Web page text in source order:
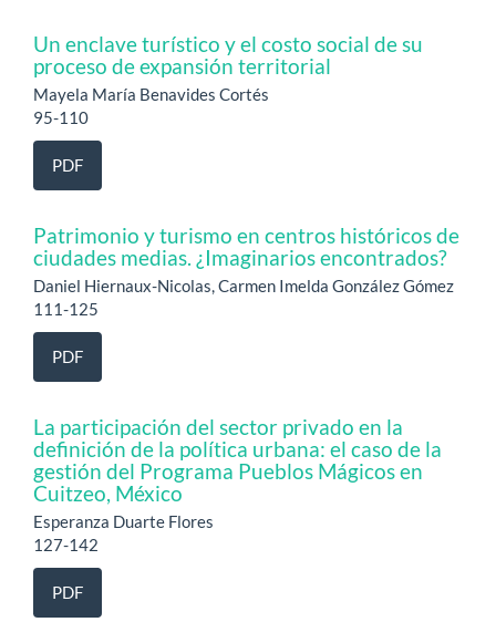
Un enclave turístico y el costo social de su
proceso de expansión territorial
Mayela María Benavides Cortés
95-110
PDF
Patrimonio y turismo en centros históricos de
ciudades medias. ¿Imaginarios encontrados?
Daniel Hiernaux-Nicolas, Carmen Imelda González Gómez
111-125
PDF
La participación del sector privado en la
definición de la política urbana: el caso de la
gestión del Programa Pueblos Mágicos en
Cuitzeo, México
Esperanza Duarte Flores
127-142
PDF